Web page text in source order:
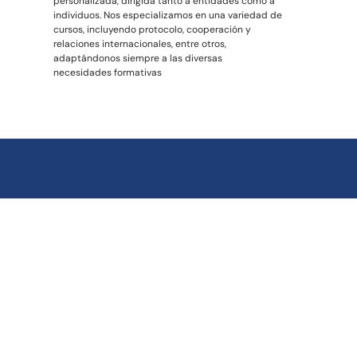
individuos. Nos especializamos en una variedad de
cursos, incluyendo protocolo, cooperación y
relaciones internacionales, entre otros,
adaptándonos siempre a las diversas
necesidades formativas